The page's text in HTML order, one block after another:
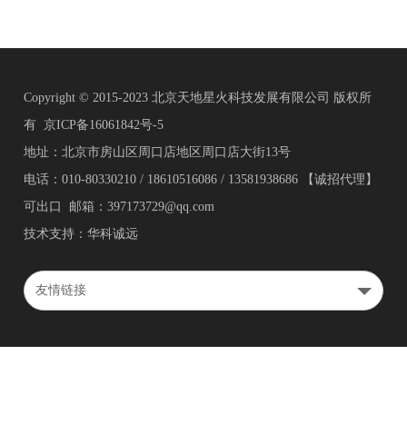
Copyright © 2015-2023 北京天地星火科技发展有限公司 版权所
有京ICP备16061842号-5
地址：北京市房山区周口店地区周口店大街13号
电话：010-80330210 / 18610516086 / 13581938686 【诚招代理】
可出口 邮箱：397173729@qq.com
技术支持：华科诚远
友情链接